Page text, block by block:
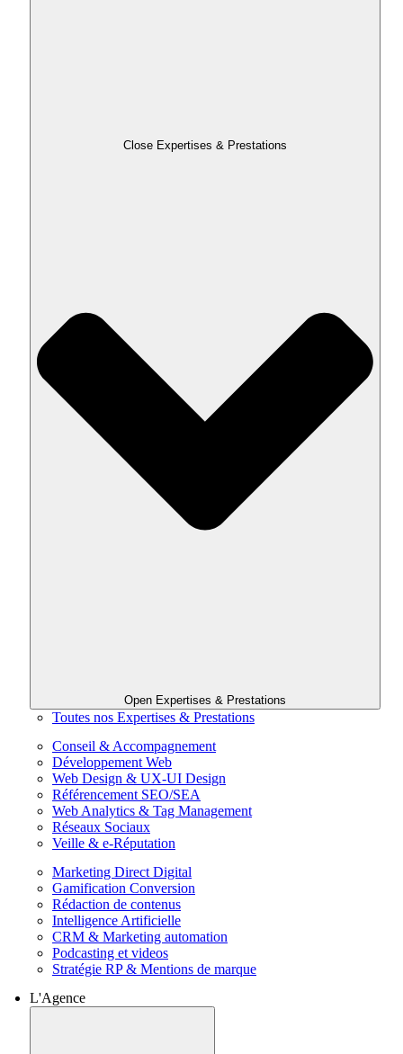
Close Expertises & Prestations
Open Expertises & Prestations
Toutes nos Expertises & Prestations
Conseil & Accompagnement
Développement Web
Web Design & UX-UI Design
Référencement SEO/SEA
Web Analytics & Tag Management
Réseaux Sociaux
Veille & e-Réputation
Marketing Direct Digital
Gamification Conversion
Rédaction de contenus
Intelligence Artificielle
CRM & Marketing automation
Podcasting et videos
Stratégie RP & Mentions de marque
L'Agence